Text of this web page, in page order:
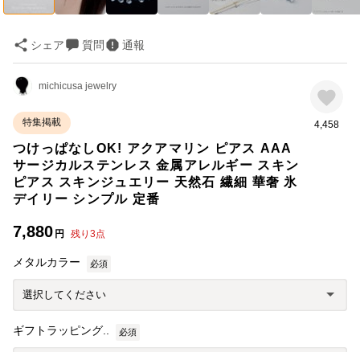
シェア 質問 通報
michicusa jewelry
特集掲載
つけっぱなしOK! アクアマリン ピアス AAA
サージカルステンレス 金属アレルギー スキン
ピアス スキンジュエリー 天然石 繊細 華奢 氷
デイリー シンプル 定番
7,880 円 残り 3点
4,458
メタルカラー 必須
ギフトラッピング.. 必須